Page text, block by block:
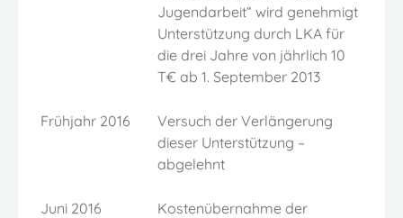
Jugendarbeit“ wird genehmigt
Unterstützung durch LKA für
die drei Jahre von jährlich 10
T€ ab 1. September 2013
Frühjahr 2016
Versuch der Verlängerung
dieser Unterstützung –
abgelehnt
Juni 2016
Kostenübernahme der